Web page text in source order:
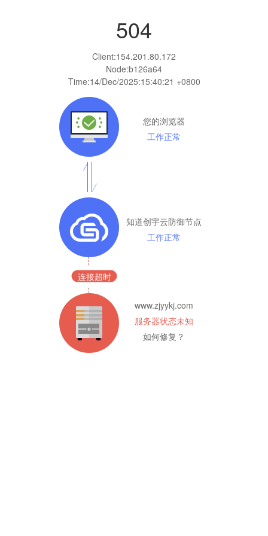
504
Client:154.201.80.172
Node:b126a64
Time:14/Dec/2025:15:40:21 +0800
您的浏览器
工作正常
知道创宇云防御节点
工作正常
连接超时
www.zjyykj.com
服务器状态未知
如何修复？